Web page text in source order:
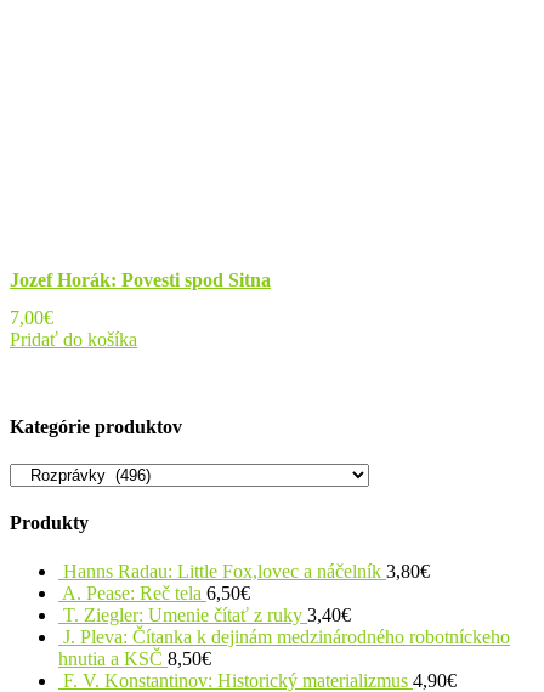
Jozef Horák: Povesti spod Sitna
7,00€
Pridať do košíka
Kategórie produktov
Produkty
Hanns Radau: Little Fox,lovec a náčelník 3,80€
A. Pease: Reč tela 6,50€
T. Ziegler: Umenie čítať z ruky 3,40€
J. Pleva: Čítanka k dejinám medzinárodného robotníckeho
hnutia a KSČ 8,50€
F. V. Konstantinov: Historický materializmus 4,90€